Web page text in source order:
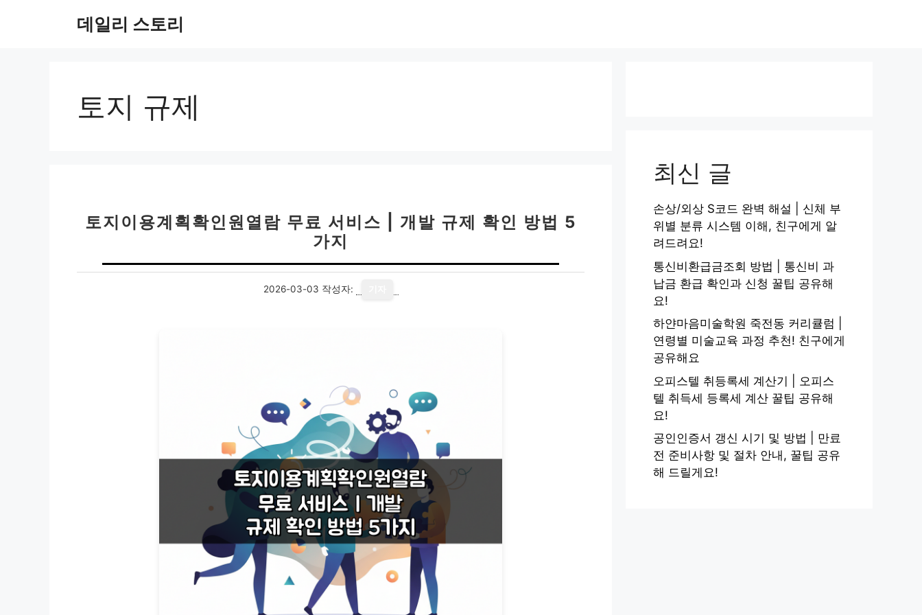
데일리 스토리
토지 규제
토지이용계획확인원열람 무료 서비스 | 개발 규제 확인 방법 5
가지
2026-03-03 작성자:
최신 글
손상/외상 S코드 완벽 해설 | 신체 부
위별 분류 시스템 이해, 친구에게 알
려드려요!
통신비환급금조회 방법 | 통신비 과
납금 환급 확인과 신청 꿀팁 공유해
요!
하얀마음미술학원 죽전동 커리큘럼 |
연령별 미술교육 과정 추천! 친구에게
공유해요
오피스텔 취등록세 계산기 | 오피스
텔 취득세 등록세 계산 꿀팁 공유해
요!
공인인증서 갱신 시기 및 방법 | 만료
전 준비사항 및 절차 안내, 꿀팁 공유
해 드릴게요!